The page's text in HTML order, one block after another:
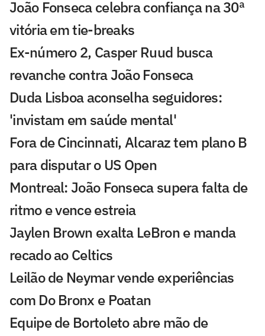
João Fonseca celebra confiança na 30ª
vitória em tie-breaks
Ex-número 2, Casper Ruud busca
revanche contra João Fonseca
Duda Lisboa aconselha seguidores:
'invistam em saúde mental'
Fora de Cincinnati, Alcaraz tem plano B
para disputar o US Open
Montreal: João Fonseca supera falta de
ritmo e vence estreia
Jaylen Brown exalta LeBron e manda
recado ao Celtics
Leilão de Neymar vende experiências
com Do Bronx e Poatan
Equipe de Bortoleto abre mão de